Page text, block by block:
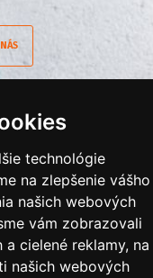
technológie
na zlepšenie vášho
našich webových
vám zobrazovali
cielené reklamy, na
našich webových
podmienky
údajov